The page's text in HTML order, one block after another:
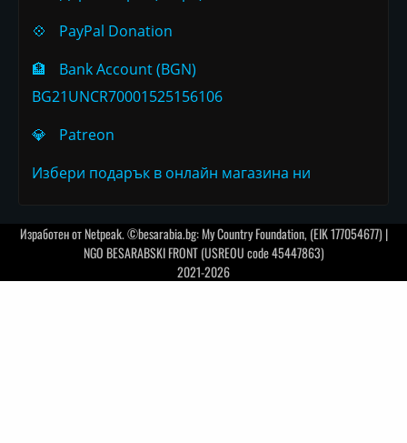
💠
PayPal Donation
🏦
Bank Account (BGN)
BG21UNCR70001525156106
💎
Patreon
Избери подарък в онлайн магазина ни
Изработен отNetpeak. ©besarabia.bg: My Country Foundation, (EIK 177054677) |
NGO BESARABSKI FRONT (USREOU code 45447863)
2021-2026